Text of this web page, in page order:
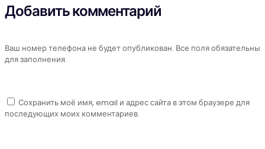
Добавить комментарий
Ваш номер телефона не будет опубликован. Все поля обязательны
для заполнения.
Сохранить моё имя, email и адрес сайта в этом браузере для
последующих моих комментариев.